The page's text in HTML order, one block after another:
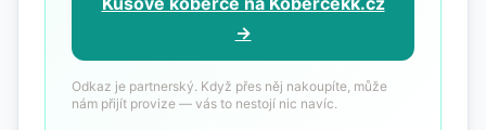
→
Odkaz je partnerský. Když přes něj nakoupíte, může
nám přijít provize — vás to nestojí nic navíc.